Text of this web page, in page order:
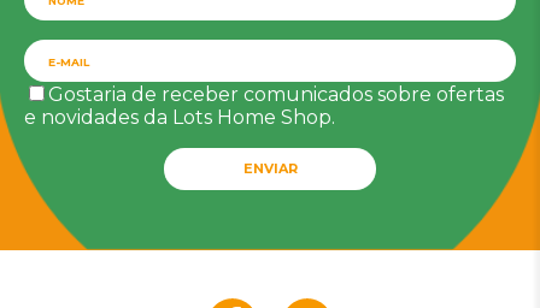
Gostaria de receber comunicados sobre ofertas
e novidades da Lots Home Shop.
ENVIAR